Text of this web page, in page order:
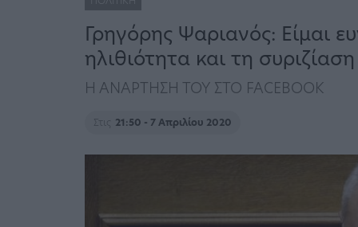
Γρηγόρης Ψαριανός: Είμαι
ηλιθιότητα και τη συριζίαση
Η ΑΝΑΡΤΗΣΗ ΤΟΥ ΣΤΟ FACEBOOK
Στις 21:50 - 7 Απριλίου 2020